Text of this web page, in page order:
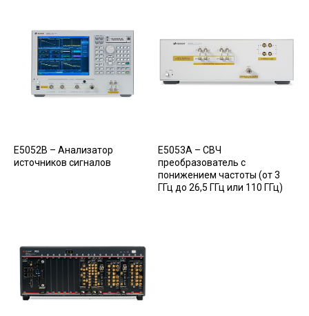
E5052B – Анализатор
источников сигналов
E5053A – СВЧ
преобразователь с
понижением частоты (от 3
ГГц до 26,5 ГГц или 110 ГГц)